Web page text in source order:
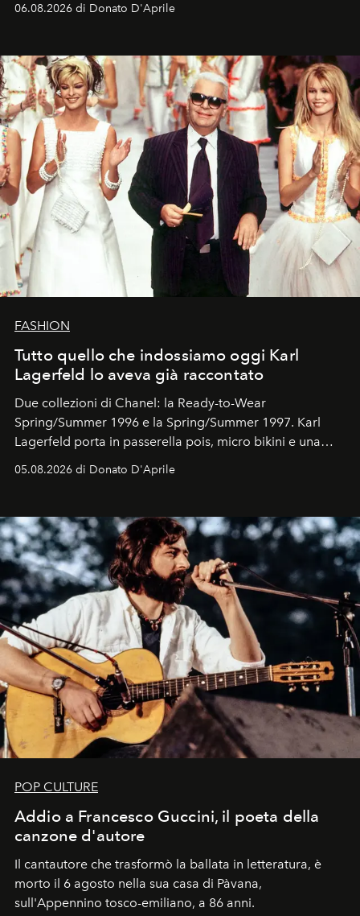
06.08.2026 di Donato D'Aprile
FASHION
Tutto quello che indossiamo oggi Karl
Lagerfeld lo aveva già raccontato
Due collezioni di Chanel: la Ready-to-Wear
Spring/Summer 1996 e la Spring/Summer 1997. Karl
Lagerfeld porta in passerella pois, micro bikini e una
Kate, Claudia e Carla una dietro l'altra. Trent'anni dopo,
uno dei documenti più contemporanei che abbiamo.
05.08.2026 di Donato D'Aprile
POP CULTURE
Addio a Francesco Guccini, il poeta della
canzone d'autore
Il cantautore che trasformò la ballata in letteratura, è
morto il 6 agosto nella sua casa di Pàvana,
sull'Appennino tosco-emiliano, a 86 anni.